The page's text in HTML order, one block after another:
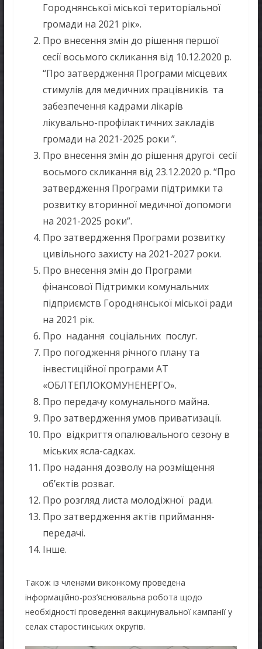
Городнянської міської територіальної
громади на 2021 рік».
Про внесення змін до рішення першої
сесії восьмого скликання від 10.12.2020 р.
“Про затвердження Програми місцевих
стимулів для медичних працівників та
забезпечення кадрами лікарів
лікувально-профілактичних закладів
громади на 2021-2025 роки ”.
Про внесення змін до рішення другої сесії
восьмого скликання від 23.12.2020 р. “Про
затвердження Програми підтримки та
розвитку вторинної медичної допомоги
на 2021-2025 роки”.
Про затвердження Програми розвитку
цивільного захисту на 2021-2027 роки.
Про внесення змін до Програми
фінансової Підтримки комунальних
підприємств Городнянської міської ради
на 2021 рік.
Про надання соціальних послуг.
Про погодження річного плану та
інвестиційної програми АТ
«ОБЛТЕПЛОКОМУНЕНЕРГО».
Про передачу комунального майна.
Про затвердження умов приватизації.
Про відкриття опалювального сезону в
міських ясла-садках.
Про надання дозволу на розміщення
об’єктів розваг.
Про розгляд листа молодіжної ради.
Про затвердження актів приймання-
передачі.
Інше.
Також із членами виконкому проведена
інформаційно-роз’яснювальна робота щодо
необхідності проведення вакцинувальної кампанії у
селах старостинських округів.